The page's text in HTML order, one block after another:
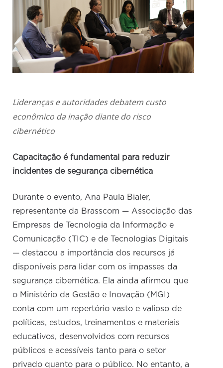
Lideranças e autoridades debatem custo
econômico da inação diante do risco
cibernético
Capacitação é fundamental para reduzir
incidentes de segurança cibernética
Durante o evento, Ana Paula Bialer,
representante da Brasscom — Associação das
Empresas de Tecnologia da Informação e
Comunicação (TIC) e de Tecnologias Digitais
— destacou a importância dos recursos já
disponíveis para lidar com os impasses da
segurança cibernética. Ela ainda afirmou que
o Ministério da Gestão e Inovação (MGI)
conta com um repertório vasto e valioso de
políticas, estudos, treinamentos e materiais
educativos, desenvolvidos com recursos
públicos e acessíveis tanto para o setor
privado quanto para o público. No entanto, a